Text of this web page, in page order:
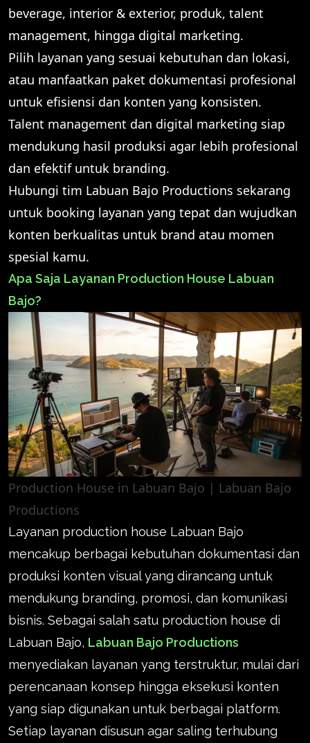
beverage, interior & exterior, produk, talent
management, hingga digital marketing.
Pilih layanan yang sesuai kebutuhan dan lokasi,
atau manfaatkan paket dokumentasi profesional
untuk efisiensi dan konten yang konsisten.
Talent management dan digital marketing siap
mendukung hasil produksi agar lebih profesional
dan efektif untuk branding.
Hubungi tim Labuan Bajo Productions sekarang
untuk booking layanan yang tepat dan wujudkan
konten berkualitas untuk brand atau momen
spesial kamu.
Apa Saja Layanan Production House Labuan
Bajo?
Production House in Labuan Bajo | Labuan Bajo
Productions
Layanan production house Labuan Bajo
mencakup berbagai kebutuhan dokumentasi dan
produksi konten visual yang dirancang untuk
mendukung branding, promosi, dan komunikasi
bisnis. Sebagai salah satu production house di
Labuan Bajo, Labuan Bajo Productions
menyediakan layanan yang terstruktur, mulai dari
perencanaan konsep hingga eksekusi konten
yang siap digunakan untuk berbagai platform.
Setiap layanan disusun agar saling terhubung